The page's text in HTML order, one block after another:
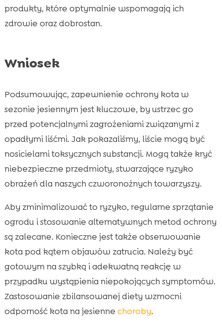
produkty, które optymalnie wspomagają ich
zdrowie oraz dobrostan.
Wniosek
Podsumowując, zapewnienie ochrony kota w
sezonie jesiennym jest kluczowe, by ustrzec go
przed potencjalnymi zagrożeniami związanymi z
opadłymi liśćmi. Jak pokazaliśmy, liście mogą być
nosicielami toksycznych substancji. Mogą także kryć
niebezpieczne przedmioty, stwarzające ryzyko
obrażeń dla naszych czworonożnych towarzyszy.
Aby zminimalizować to ryzyko, regularne sprzątanie
ogrodu i stosowanie alternatywnych metod ochrony
są zalecane. Konieczne jest także obserwowanie
kota pod kątem objawów zatrucia. Należy być
gotowym na szybką i adekwatną reakcję w
przypadku wystąpienia niepokojących symptomów.
Zastosowanie zbilansowanej diety wzmocni
odporność kota na jesienne choroby.